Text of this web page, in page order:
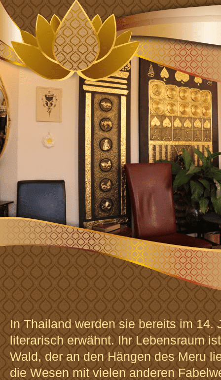
In Thailand werden sie bereits im 14.
literarisch erwähnt. Ihr Lebensraum
Wald, der an den Hängen des Meru
die Wesen mit vielen anderen